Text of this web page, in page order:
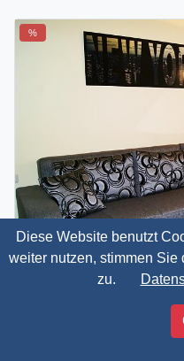
Diese Website benutzt
weiter nutzen, stimmen
zu.
%
Apartment Ostsee, Rügen,
Residenz Seeblick